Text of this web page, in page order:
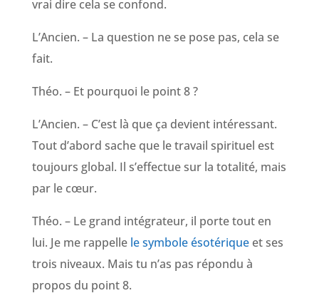
vrai dire cela se confond.
L’Ancien. – La question ne se pose pas, cela se
fait.
Théo. – Et pourquoi le point 8 ?
L’Ancien. – C’est là que ça devient intéressant.
Tout d’abord sache que le travail spirituel est
toujours global. Il s’effectue sur la totalité, mais
par le cœur.
Théo. – Le grand intégrateur, il porte tout en
lui. Je me rappelle le symbole ésotériqueet ses
trois niveaux. Mais tu n’as pas répondu à
propos du point 8.